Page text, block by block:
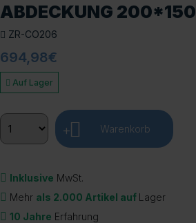
ABDECKUNG 200*150
ZR-CO206
694,98€
Auf Lager
+ Warenkorb
Inklusive MwSt.
Mehr als 2.000 Artikel auf Lager
10 Jahre Erfahrung